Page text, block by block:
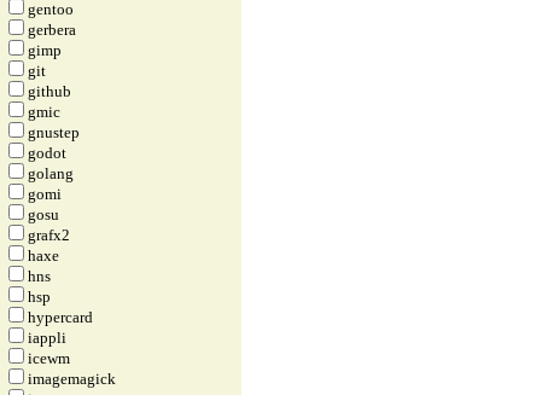
gentoo
gerbera
gimp
git
github
gmic
gnustep
godot
golang
gomi
gosu
grafx2
haxe
hns
hsp
hypercard
iappli
icewm
imagemagick